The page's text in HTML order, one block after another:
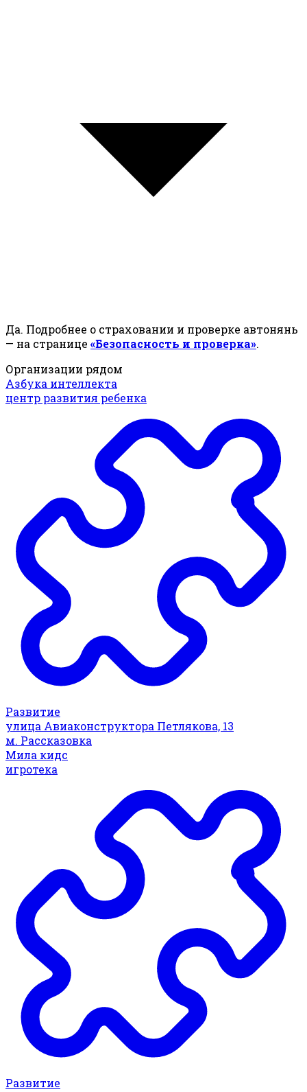
Да. Подробнее о страховании и проверке автонянь
— на странице «Безопасность и проверка».
Организации рядом
Азбука интеллекта
центр развития ребенка
Развитие
улица Авиаконструктора Петлякова, 13
м. Рассказовка
Мила кидс
игротека
Развитие